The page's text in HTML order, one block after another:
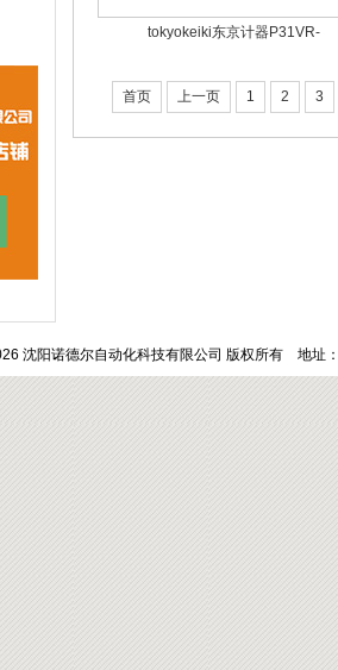
tokyokeiki东京计器P31VR-
首页 上一页 1 2 3
沈阳诺德尔自动化科技有限公司 版权所有 地址